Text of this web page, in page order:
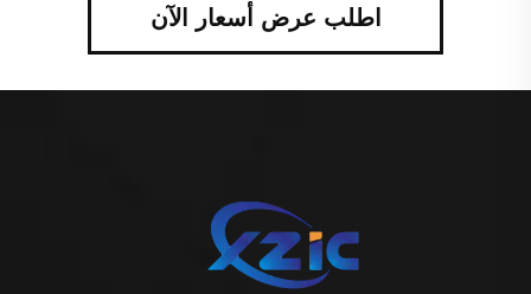
اطلب عرض أسعار الآن